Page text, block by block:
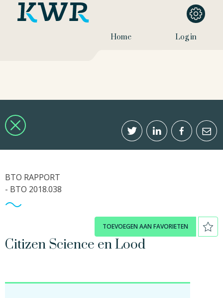
Home Log in
BTO RAPPORT
- BTO 2018.038
TOEVOEGEN AAN FAVORIETEN
Citizen Science en Lood